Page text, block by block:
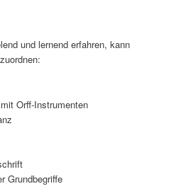
und lernend erfahren, kann
Orff-Instrumenten
Grundbegriffe